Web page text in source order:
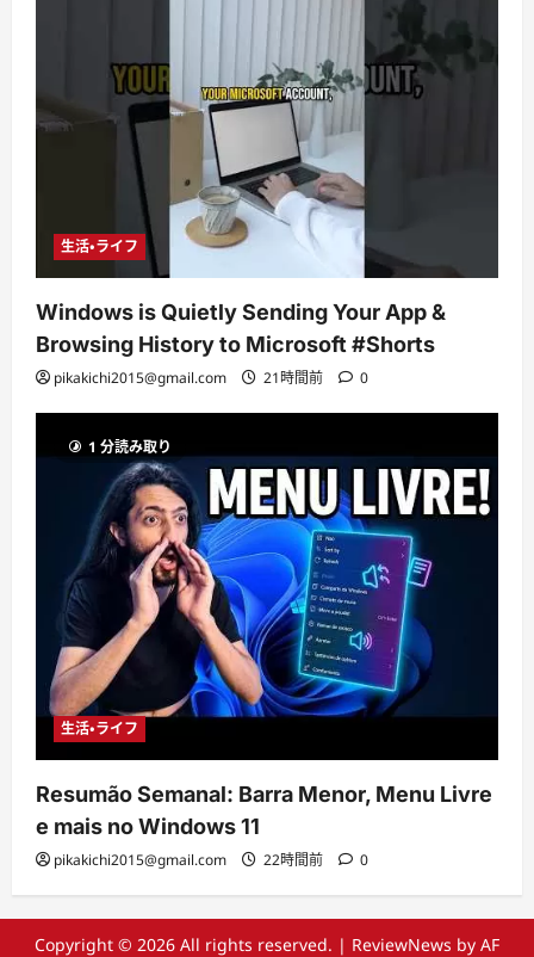
生活・ライフ
Windows is Quietly Sending Your App &
Browsing History to Microsoft #Shorts
pikakichi2015@gmail.com 21時間前 0
1 分読み取り
生活・ライフ
Resumão Semanal: Barra Menor, Menu Livre
e mais no Windows 11
pikakichi2015@gmail.com 22時間前 0
Copyright © 2026 All rights reserved. | ReviewNews by AF